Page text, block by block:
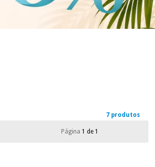
7 produtos
Página 1 de 1